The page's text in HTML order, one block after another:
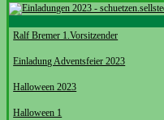
Ralf Bremer 1.Vorsitzender
Einladung Adventsfeier 2023
Halloween 2023
Halloween 1